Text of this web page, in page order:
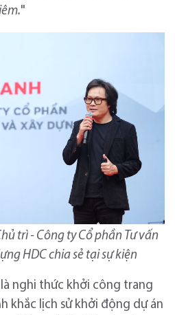
"
trì - Công ty Cổ phần Tư vấn
HDC chia sẻ tại sự kiện
nghi thức khởi công trang
khắc lịch sử khởi động dự án